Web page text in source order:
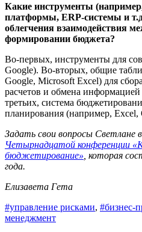
Какие инструменты
платформы, ERP-системы и
облегчения взаимодействия
формировании бюджета?
Во-первых, инструменты для
Google). Во-вторых, общие
Google, Microsoft Excel) для
расчетов и обмена
третьих, система
планирования (например, Excel,
Задать свои вопросы
Четырнадцатой конференции
бюджетирование» , которая
года.
Елизавета Гета
#управление рисками, #бизнес-
менеджмент